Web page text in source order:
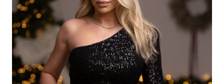
Jachete
Paltoane
Costume Baie
Lichidare de stoc